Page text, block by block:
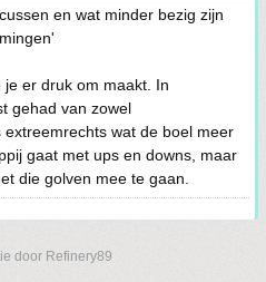
en wat minder bezig zijn
er druk om maakt. In
gehad van zowel
wat de boel meer
gaat met ups en downs, maar
die golven mee te gaan.
door Refinery89